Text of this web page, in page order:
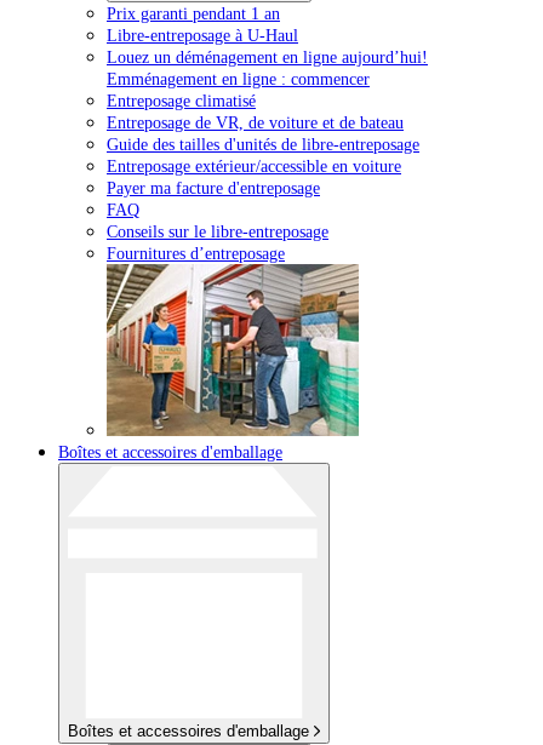
Prix garanti pendant 1 an
Libre-entreposage à U-Haul
Louez un déménagement en ligne aujourd’hui!
Emménagement en ligne : commencer
Entreposage climatisé
Entreposage de VR, de voiture et de bateau
Guide des tailles d'unités de libre-entreposage
Entreposage extérieur/accessible en voiture
Payer ma facture d'entreposage
FAQ
Conseils sur le libre-entreposage
Fournitures d’entreposage
Boîtes et accessoires d'emballage
Boîtes et accessoires d'emballage